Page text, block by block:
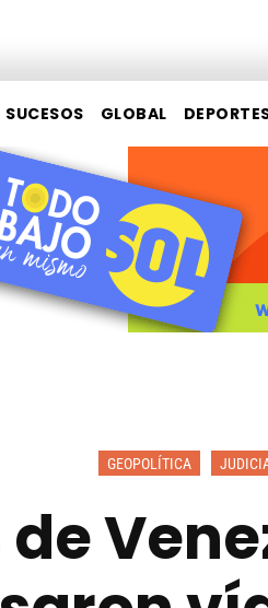
SUCESOS GLOBAL
GEOPOLÍTICA